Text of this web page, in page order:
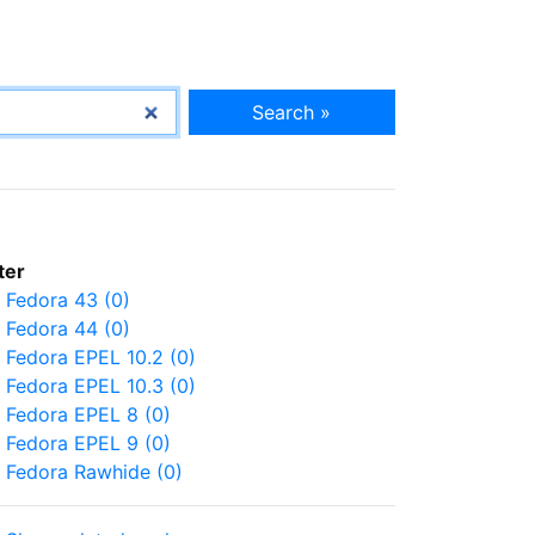
Search »
Fedora 43 (0)
Fedora 44 (0)
Fedora EPEL 10.2 (0)
Fedora EPEL 10.3 (0)
Fedora EPEL 8 (0)
Fedora EPEL 9 (0)
Fedora Rawhide (0)